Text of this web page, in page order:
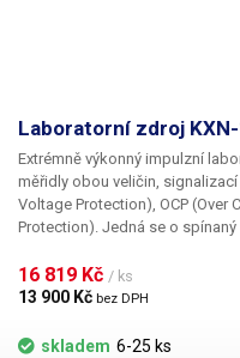
Galvanické oddělení od
Izolační odpor
Pracovní teplota
Laboratorní zdroj
Extrémně výkonný impulzní
měřidly obou veličin,
Voltage Protection), OCP (Over
Protection). Jedná se o
16 819 Kč / ks
13 900 Kč bez DPH
skladem 6-25 ks